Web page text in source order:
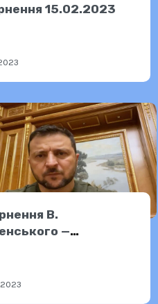
15.02.2023
В.
—